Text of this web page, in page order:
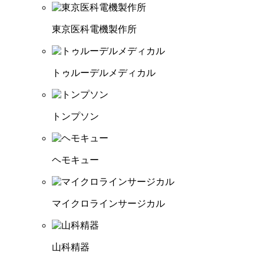
東京医科電機製作所
トゥルーデルメディカル
トンプソン
ヘモキュー
マイクロラインサージカル
山科精器